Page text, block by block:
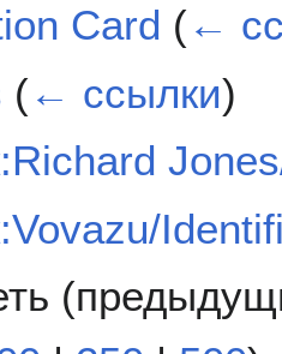
Card (←
(← ссылки)
(